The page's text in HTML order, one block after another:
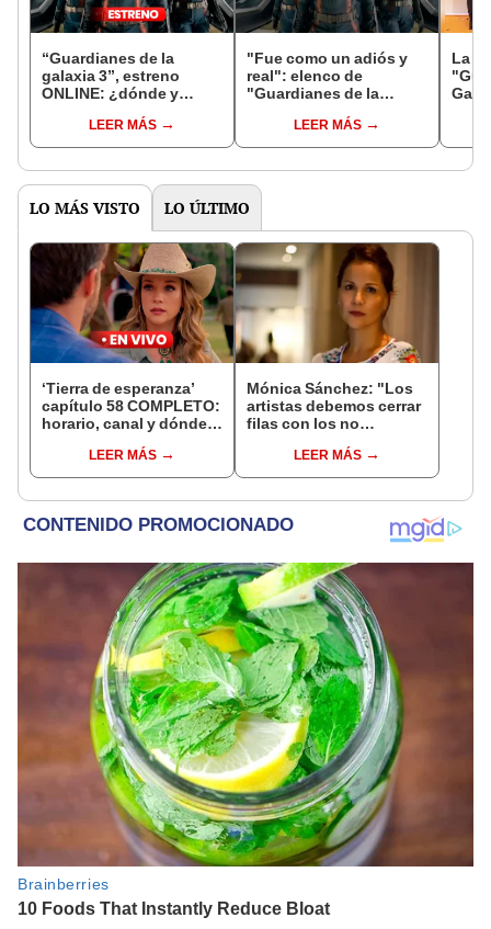
“Guardianes de la
galaxia 3”, estreno
ONLINE: ¿dónde y
via STREAMING?
LEER MÁS
"Fue como un adiós y
real": elenco de
"Guardianes de la
llanto en esta escena
LEER MÁS
La
LO MÁS VISTO LO ÚLTIMO
‘Tierra de esperanza’
capítulo 58 COMPLETO:
horario, canal y dónde
mexicana ONLINE
LEER MÁS
Mónica Sánchez: "Los
artistas debemos cerrar
filas con los no
ellos es la libertad"
LEER MÁS